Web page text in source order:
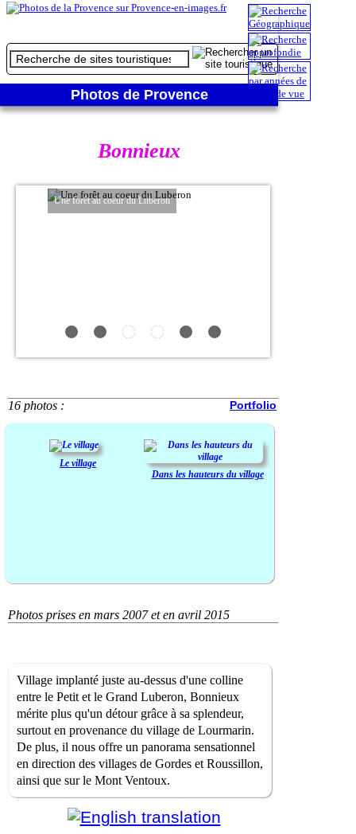
Photos de Provence
Bonnieux
Une forêt au coeur du Luberon
16 photos : Portfolio
Le village
Dans les hauteurs du village
Photos prises en mars 2007 et en avril 2015
Village implanté juste au-dessus d'une colline
entre le Petit et le Grand Luberon, Bonnieux
mérite plus qu'un détour grâce à sa splendeur,
surtout en provenance du village de Lourmarin.
De plus, il nous offre un panorama sensationnel
en direction des villages de Gordes et Roussillon,
ainsi que sur le Mont Ventoux.